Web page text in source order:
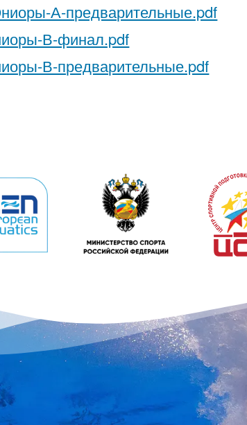
А-предварительные.pdf
В-финал.pdf
В-предварительные.pdf